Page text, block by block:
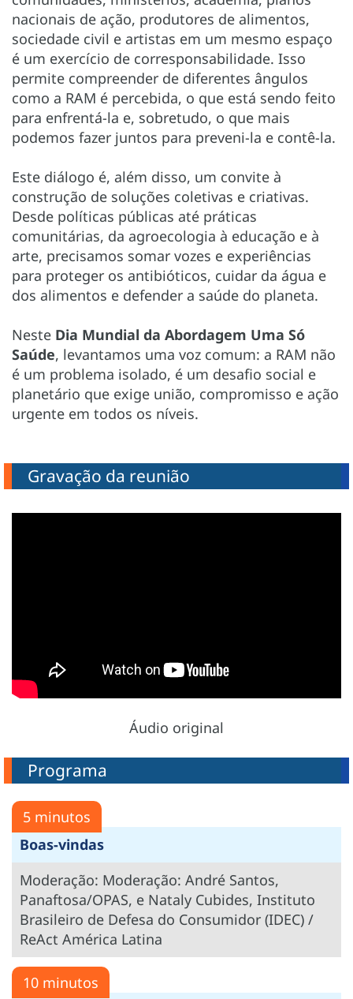
nacionais de ação, produtores de alimentos,
sociedade civil e artistas em um mesmo espaço
é um exercício de corresponsabilidade. Isso
permite compreender de diferentes ângulos
como a RAM é percebida, o que está sendo feito
para enfrentá-la e, sobretudo, o que mais
podemos fazer juntos para preveni-la e contê-la.
Este diálogo é, além disso, um convite à
construção de soluções coletivas e criativas.
Desde políticas públicas até práticas
comunitárias, da agroecologia à educação e à
arte, precisamos somar vozes e experiências
para proteger os antibióticos, cuidar da água e
dos alimentos e defender a saúde do planeta.
Neste Dia Mundial da Abordagem Uma Só
Saúde, levantamos uma voz comum: a RAM não
é um problema isolado, é um desafio social e
planetário que exige união, compromisso e ação
urgente em todos os níveis.
Gravação da reunião
Áudio original
Programa
5 minutos
Boas-vindas
Moderação: Moderação: André Santos,
Panaftosa/OPAS, e Nataly Cubides, Instituto
Brasileiro de Defesa do Consumidor (IDEC) /
ReAct América Latina
10 minutos